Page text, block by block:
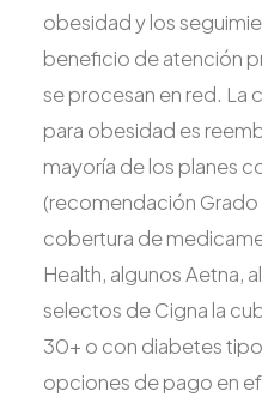
obesidad y los
beneficio de atención
se procesan en red. La
para obesidad es
mayoría de los planes
(recomendación Grado
cobertura de
Health, algunos Aetna,
selectos de Cigna la
30+ o con diabetes
opciones de pago en